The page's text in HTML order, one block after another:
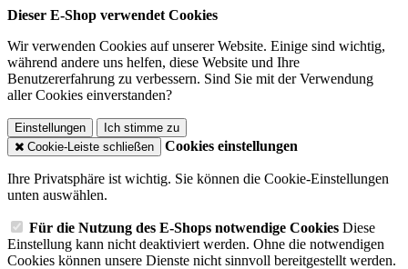
Dieser E-Shop verwendet Cookies
Wir verwenden Cookies auf unserer Website. Einige sind wichtig,
während andere uns helfen, diese Website und Ihre
Benutzererfahrung zu verbessern. Sind Sie mit der Verwendung
aller Cookies einverstanden?
Einstellungen
Ich stimme zu
Cookie-Leiste schließen
Cookies einstellungen
Ihre Privatsphäre ist wichtig. Sie können die Cookie-Einstellungen
unten auswählen.
Für die Nutzung des E-Shops notwendige Cookies Diese
Einstellung kann nicht deaktiviert werden. Ohne die notwendigen
Cookies können unsere Dienste nicht sinnvoll bereitgestellt werden.